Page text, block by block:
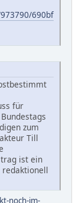
690bf
für
zum
Till
ist ein
redaktionell
noch-im-